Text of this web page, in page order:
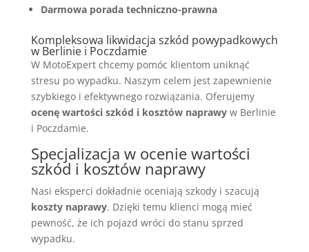
Darmowa porada techniczno-prawna
Kompleksowa likwidacja szkód powypadkowych
w Berlinie i Poczdamie
W MotoExpert chcemy pomóc klientom uniknąć
stresu po wypadku. Naszym celem jest zapewnienie
szybkiego i efektywnego rozwiązania. Oferujemy
ocenę wartości szkód i kosztów naprawyw Berlinie
i Poczdamie.
Specjalizacja w ocenie wartości
szkód i kosztów naprawy
Nasi eksperci dokładnie oceniają szkody i szacują
koszty naprawy. Dzięki temu klienci mogą mieć
pewność, że ich pojazd wróci do stanu sprzed
wypadku.